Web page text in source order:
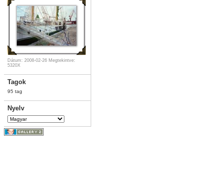
Dátum: 2008-02-26 Megtekintve:
5320X
Tagok
95 tag
Nyelv